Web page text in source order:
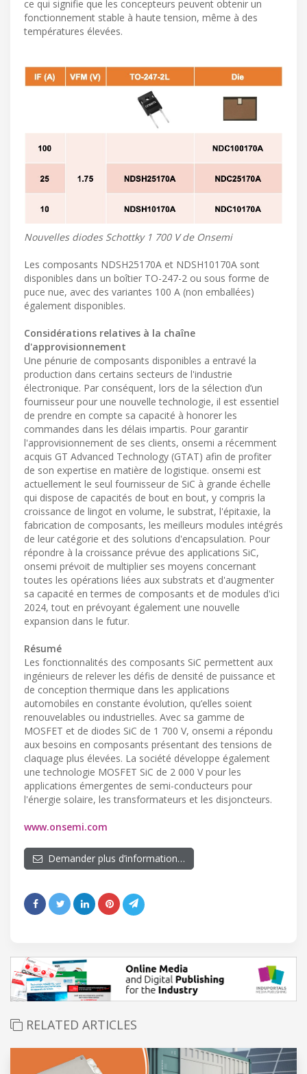
ce qui signifie que les concepteurs peuvent obtenir un
fonctionnement stable à haute tension, même à des
températures élevées.
Nouvelles diodes Schottky 1 700 V de Onsemi
Les composants NDSH25170A et NDSH10170A sont
disponibles dans un boîtier TO-247-2 ou sous forme de
puce nue, avec des variantes 100 A (non emballées)
également disponibles.
Considérations relatives à la chaîne
d'approvisionnement
Une pénurie de composants disponibles a entravé la
production dans certains secteurs de l'industrie
électronique. Par conséquent, lors de la sélection d’un
fournisseur pour une nouvelle technologie, il est essentiel
de prendre en compte sa capacité à honorer les
commandes dans les délais impartis. Pour garantir
l'approvisionnement de ses clients, onsemi a récemment
acquis GT Advanced Technology (GTAT) afin de profiter
de son expertise en matière de logistique. onsemi est
actuellement le seul fournisseur de SiC à grande échelle
qui dispose de capacités de bout en bout, y compris la
croissance de lingot en volume, le substrat, l'épitaxie, la
fabrication de composants, les meilleurs modules intégrés
de leur catégorie et des solutions d'encapsulation. Pour
répondre à la croissance prévue des applications SiC,
onsemi prévoit de multiplier ses moyens concernant
toutes les opérations liées aux substrats et d'augmenter
sa capacité en termes de composants et de modules d'ici
2024, tout en prévoyant également une nouvelle
expansion dans le futur.
Résumé
Les fonctionnalités des composants SiC permettent aux
ingénieurs de relever les défis de densité de puissance et
de conception thermique dans les applications
automobiles en constante évolution, qu’elles soient
renouvelables ou industrielles. Avec sa gamme de
MOSFET et de diodes SiC de 1 700 V, onsemi a répondu
aux besoins en composants présentant des tensions de
claquage plus élevées. La société développe également
une technologie MOSFET SiC de 2 000 V pour les
applications émergentes de semi-conducteurs pour
l'énergie solaire, les transformateurs et les disjoncteurs.
www.onsemi.com
Demander plus d’information…
RELATED ARTICLES